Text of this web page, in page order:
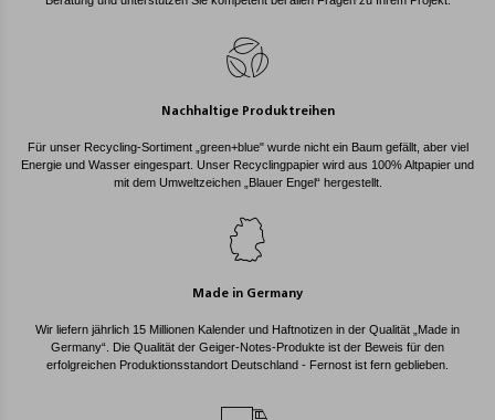
Nachhaltige Produktreihen
Für unser Recycling-Sortiment „green+blue" wurde nicht ein Baum gefällt, aber viel
Energie und Wasser eingespart. Unser Recyclingpapier wird aus 100% Altpapier und
mit dem Umweltzeichen „Blauer Engel“ hergestellt.
Made in Germany
Wir liefern jährlich 15 Millionen Kalender und Haftnotizen in der Qualität „Made in
Germany“. Die Qualität der Geiger-Notes-Produkte ist der Beweis für den
erfolgreichen Produktionsstandort Deutschland - Fernost ist fern geblieben.